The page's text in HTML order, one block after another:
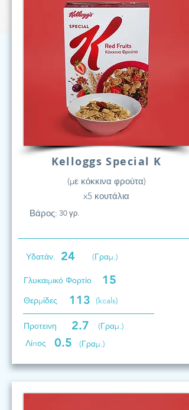
Kelloggs Special K
(με κόκκινα φρούτα)
x5 κουτάλια
Βάρος: 30 γρ.
Υδατάν. 24 (Γραμ.)
Γλυκαιμικό Φορτίο 15
Θερμίδες 113 (kcals)
Προτεινη 2.7
(Γραμ.)
Λίπος
0.5 (Γραμ.)